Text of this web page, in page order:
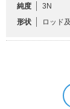
純度
3N
形状
ロッド